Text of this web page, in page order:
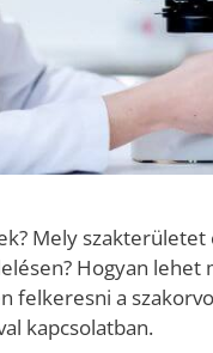
Mely szakterületet
Hogyan lehet
a
kapcsolatban.